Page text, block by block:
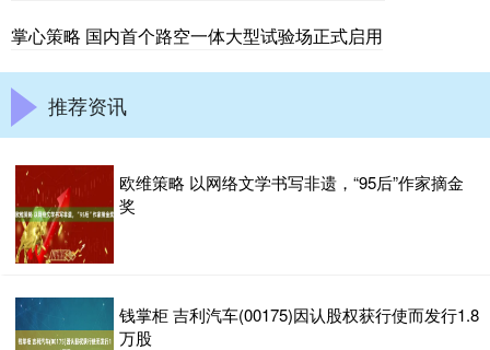
掌心策略 国内首个路空一体大型试验场正式启用
推荐资讯
欧维策略 以网络文学书写非遗，“95后”作家摘金
奖
钱掌柜 吉利汽车(00175)因认股权获行使而发行1.8
万股